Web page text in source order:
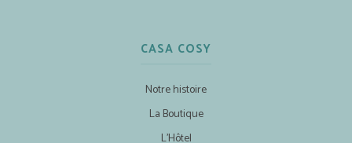
CASA COSY
Notre histoire
La Boutique
L’Hôtel